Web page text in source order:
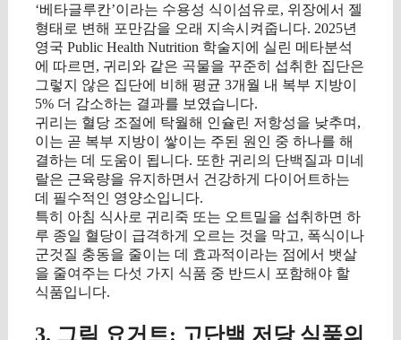
‘베타글루칸’이라는 수용성 식이섬유로, 위장에서 젤
형태로 변해 포만감을 오래 지속시켜줍니다. 2025년
영국 Public Health Nutrition 학술지에 실린 메타분석
에 따르면, 귀리와 같은 곡물을 꾸준히 섭취한 집단은
그렇지 않은 집단에 비해 평균 3개월 내 복부 지방이
5% 더 감소하는 결과를 보였습니다.
귀리는 혈당 조절에 탁월해 인슐린 저항성을 낮추며,
이는 곧 복부 지방이 쌓이는 주된 원인 중 하나를 해
결하는 데 도움이 됩니다. 또한 귀리의 단백질과 미네
랄은 근육량을 유지하면서 건강하게 다이어트하는
데 필수적인 영양소입니다.
특히 아침 식사로 귀리죽 또는 오트밀을 섭취하면 하
루 종일 혈당이 급격하게 오르는 것을 막고, 폭식이나
군것질 충동을 줄이는 데 효과적이라는 점에서 뱃살
을 줄여주는 다섯 가지 식품 중 반드시 포함해야 할
식품입니다.
3. 그릭 요거트: 고단백 저당 식품의